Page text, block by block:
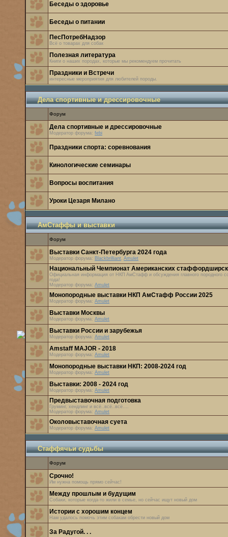
Беседы о здоровье
Беседы о питании
ПесПотребНадзор
Всё о товарах для собак
Полезная литература
Книги о наших породах, которые мы рекомендуем прочитать
Праздники и Встречи
интересные мероприятия для любителей породы.
Дела спортивные и дрессировочные
Форум
Дела спортивные и дрессировочные
Модератор форума: febi
Праздники спорта: соревнования
Кинологические cеминары
Вопросы воспитания
Уроки Цезаря Милано
АмСтаффы и выставки
Форум
Выставки Санкт-Петербурга 2024 года
Модератор форума: Blackbrilliant, Amulet
Национальный Чемпионат Американских
Официальная информация от НКП АмСтафф и обсуждения главного породного
года!
Модератор форума: Amulet
Монопородные выставки НКП АмСтафф России 2025
Модератор форума: Amulet
Выставки Москвы
Модератор форума: Amulet
Выставки России и зарубежья
Модератор форума: Amulet
Amstaff MAJOR - 2018
Модератор форума: Amulet
Монопородные выставки НКП: 2008-2024 год
Модератор форума: Amulet
Выставки: 2008 - 2024 год
Модератор форума: Amulet
Предвыставочная подготовка
Груминг, хендлинг и всё..всё..всё....
Модератор форума: Amulet
Околовыставочная суета
Модератор форума: Amulet
Стаффячьи судьбы
Форум
Срочно!
Им нужна помощь прямо сейчас!
Между прошлым и будущим
Собаки, которые когда-то жили в семье, но сейчас ищут новый дом
Истории с хорошим концем
Нам удалось помочь этим собакам обрести новый дом
За Радугой. . .